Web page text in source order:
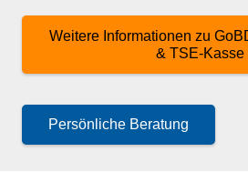
Weitere Informationen zu
& TSE-Kasse
Persönliche Beratung